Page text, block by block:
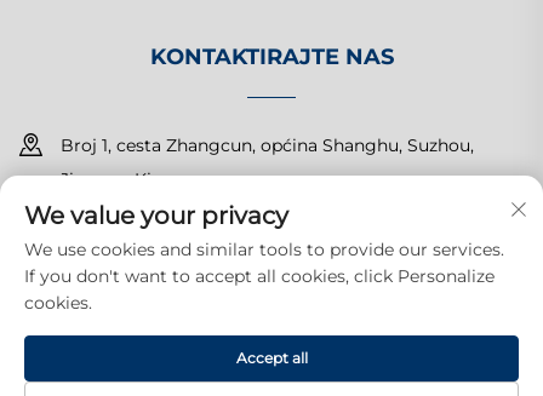
KONTAKTIRAJTE NAS
Broj 1, cesta Zhangcun, općina Shanghu, Suzhou,
Jiangsu, Kina
+86-15150179453
[email protected]
Autorska prava © 2025 Suzhou Yuanda Commercial Products
Co., Ltd. Sva prava pridržana. Politika privatnosti
We value your privacy
We use cookies and similar tools to provide our services.
If you don't want to accept all cookies, click Personalize
cookies.
Accept all